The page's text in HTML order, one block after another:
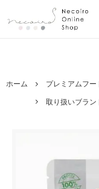
ホーム プレミアムフー
取り扱いブラン